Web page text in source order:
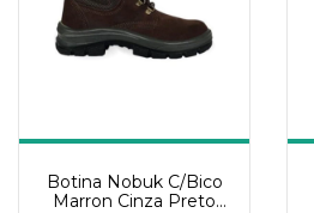
Botina Nobuk C/Bico
Marron Cinza Preto